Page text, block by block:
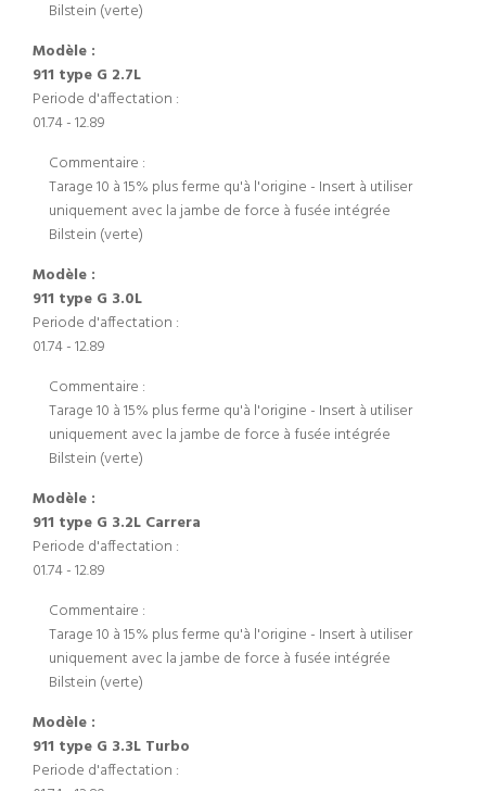
Bilstein (verte)
Modèle :
911 type G 2.7L
Periode d'affectation :
01.74 - 12.89
Commentaire :
Tarage 10 à 15% plus ferme qu'à l'origine - Insert à utiliser
uniquement avec la jambe de force à fusée intégrée
Bilstein (verte)
Modèle :
911 type G 3.0L
Periode d'affectation :
01.74 - 12.89
Commentaire :
Tarage 10 à 15% plus ferme qu'à l'origine - Insert à utiliser
uniquement avec la jambe de force à fusée intégrée
Bilstein (verte)
Modèle :
911 type G 3.2L Carrera
Periode d'affectation :
01.74 - 12.89
Commentaire :
Tarage 10 à 15% plus ferme qu'à l'origine - Insert à utiliser
uniquement avec la jambe de force à fusée intégrée
Bilstein (verte)
Modèle :
911 type G 3.3L Turbo
Periode d'affectation :